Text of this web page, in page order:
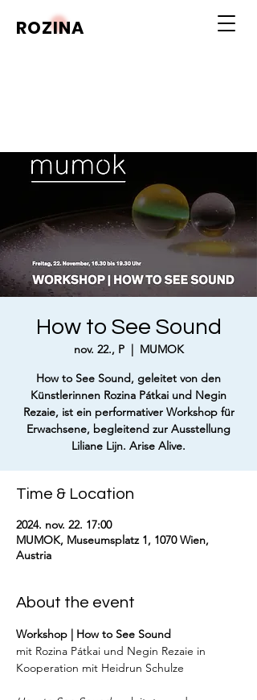
ROZINA
How to See Sound
nov. 22., P
  |
MUMOK
How to See Sound, geleitet von den
Künstlerinnen Rozina Pátkai und Negin
Rezaie, ist ein performativer Workshop für
Erwachsene, begleitend zur Ausstellung
Liliane Lijn. Arise Alive.
Time & Location
2024. nov. 22. 17:00
MUMOK, Museumsplatz 1, 1070 Wien,
Austria
About the event
Workshop | How to See Sound
mit Rozina Pátkai und Negin Rezaie in